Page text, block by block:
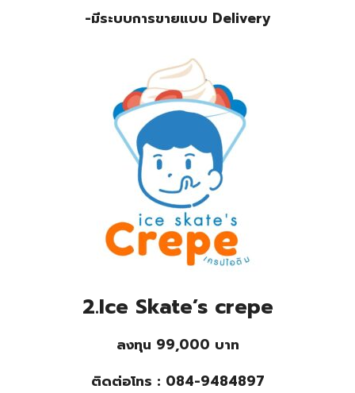
-มีระบบการขายแบบ Delivery
2.Ice Skate’s crepe
ลงทุน 99,000 บาท
ติดต่อโทร : 084-9484897